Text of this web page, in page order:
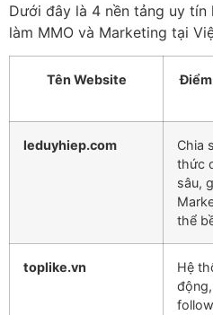
Dưới đây là 4 nền tảng uy
làm MMO và Marketing tại
Tên Website
Điểm
leduyhiep.com
Chia
thức
sâu,
thể
toplike.vn
Hệ